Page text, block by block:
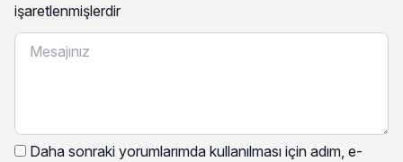
işaretlenmişlerdir
Daha sonraki yorumlarımda kullanılması için adım, e-